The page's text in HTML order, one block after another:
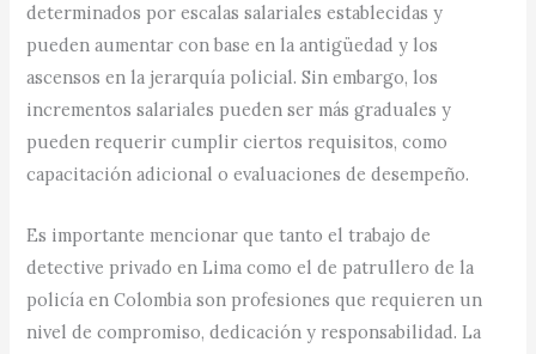
determinados por escalas salariales establecidas y
pueden aumentar con base en la antigüedad y los
ascensos en la jerarquía policial. Sin embargo, los
incrementos salariales pueden ser más graduales y
pueden requerir cumplir ciertos requisitos, como
capacitación adicional o evaluaciones de desempeño.
Es importante mencionar que tanto el trabajo de
detective privado en Lima como el de patrullero de la
policía en Colombia son profesiones que requieren un
nivel de compromiso, dedicación y responsabilidad. La